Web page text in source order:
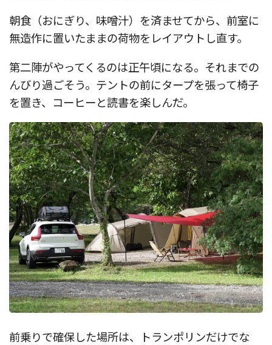
朝食（おにぎり、味噌汁）を済ませてから、前室に
無造作に置いたままの荷物をレイアウトし直す。
第二陣がやってくるのは正午頃になる。それまでの
んびり過ごそう。テントの前にタープを張って椅子
を置き、コーヒーと読書を楽しんだ。
前乗りで確保した場所は、トランポリンだけでな